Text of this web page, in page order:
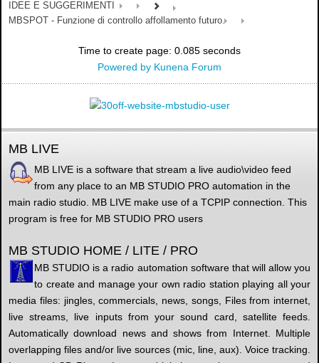
IDEE E SUGGERIMENTI
MBSPOT - Funzione di controllo affollamento futuro.
Time to create page: 0.085 seconds
Powered by Kunena Forum
MB LIVE
MB LIVE is a software that stream a live audio\video feed
from any place to an MB STUDIO PRO automation in the
main radio studio. MB LIVE make use of a TCPIP connection. This
program is free for MB STUDIO PRO users
MB STUDIO HOME / LITE / PRO
MB STUDIO is a radio automation software that will allow you
to create and manage your own radio station playing all your
media files: jingles, commercials, news, songs, Files from internet,
live streams, live inputs from your sound card, satellite feeds.
Automatically download news and shows from Internet. Multiple
overlapping files and/or live sources (mic, line, aux). Voice tracking.